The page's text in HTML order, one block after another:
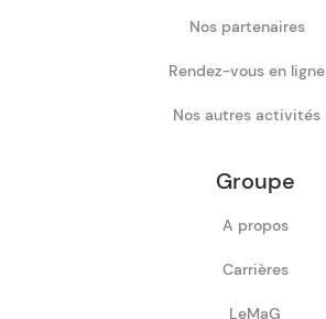
Nos partenaires
Rendez-vous en ligne
Nos autres activités
Groupe
A propos
Carrières
LeMaG